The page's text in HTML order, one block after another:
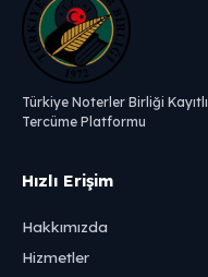
Türkiye Noterler Birliği Kayıtlı
Tercüme Platformu
Hızlı Erişim
Hakkımızda
Hizmetler